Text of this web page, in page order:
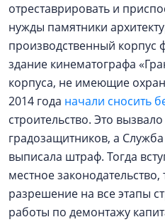
отреставрировать и
нужды памятники
производственный корпус
здание кинематографа
корпуса, не имеющие
2014 года начали сносить
строительство. Это
градозащитников, а
выписала штраф. Тогда
местное
разрешение на все этапы
работы по демонтажу